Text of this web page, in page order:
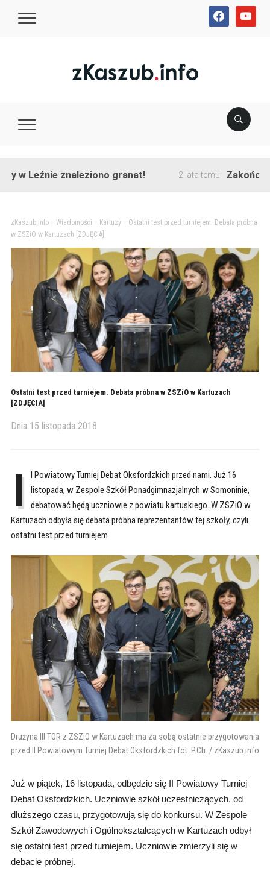
facebookyoutube
znaleziono granat! 2 lata temu Zakończono
zKaszub.info> Wiadomości Kartuzy> Ostatni test przed turniejem. Debata próbna
w ZSZiO w Kartuzach [ZDJĘCIA]
Ostatni test przed turniejem. Debata próbna w ZSZiO w Kartuzach
[ZDJĘCIA]
Dnia 15 listopada 2018
I
I Powiatowy Turniej Debat Oksfordzkich przed nami. Już 16
listopada, w Zespole Szkół Ponadgimnazjalnych w Somoninie,
debatować będą uczniowie z powiatu kartuskiego. W ZSZiO w
Kartuzach odbyła się debata próbna reprezentantów tej szkoły, czyli
ostatni test przed turniejem.
Drużyna III TOR z ZSZiO w Kartuzach ma za sobą ostatnie przygotowania
przed II Powiatowym Turniej Debat Oksfordzkich fot. P.Ch. / zKaszub.info
Już w piątek, 16 listopada, odbędzie się II Powiatowy Turniej
Debat Oksfordzkich. Uczniowie szkół uczestniczących, od
dłuższego czasu, przygotowują się do konkursu. W Zespole
Szkół Zawodowych i Ogólnokształcących w Kartuzach odbył
się ostatni test przed turniejem. Uczniowie zmierzyli się w
debacie próbnej.